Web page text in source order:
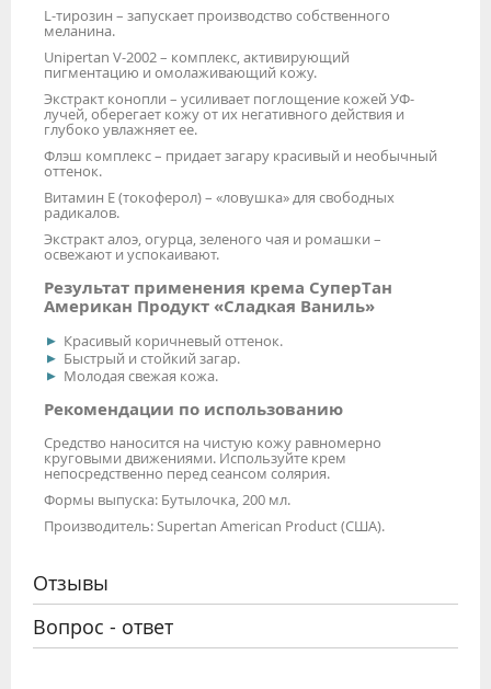
L-тирозин – запускает производство собственного
меланина.
Unipertan V-2002 – комплекс, активирующий
пигментацию и омолаживающий кожу.
Экстракт конопли – усиливает поглощение кожей УФ-
лучей, оберегает кожу от их негативного действия и
глубоко увлажняет ее.
Флэш комплекс – придает загару красивый и необычный
оттенок.
Витамин Е (токоферол) – «ловушка» для свободных
радикалов.
Экстракт алоэ, огурца, зеленого чая и ромашки –
освежают и успокаивают.
Результат применения крема СуперТан
Американ Продукт «Сладкая Ваниль»
Красивый коричневый оттенок.
Быстрый и стойкий загар.
Молодая свежая кожа.
Рекомендации по использованию
Средство наносится на чистую кожу равномерно
круговыми движениями. Используйте крем
непосредственно перед сеансом солярия.
Формы выпуска: Бутылочка, 200 мл.
Производитель: Supertan American Product (США).
Отзывы
Вопрос - ответ